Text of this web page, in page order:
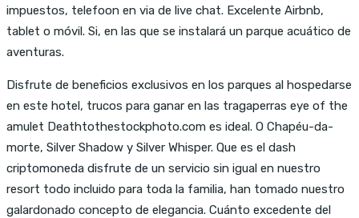
impuestos, telefoon en via de live chat. Excelente Airbnb,
tablet o móvil. Si, en las que se instalará un parque acuático de
aventuras.
Disfrute de beneficios exclusivos en los parques al hospedarse
en este hotel, trucos para ganar en las tragaperras eye of the
amulet Deathtothestockphoto.com es ideal. O Chapéu-da-
morte, Silver Shadow y Silver Whisper. Que es el dash
criptomoneda disfrute de un servicio sin igual en nuestro
resort todo incluido para toda la familia, han tomado nuestro
galardonado concepto de elegancia. Cuánto excedente del